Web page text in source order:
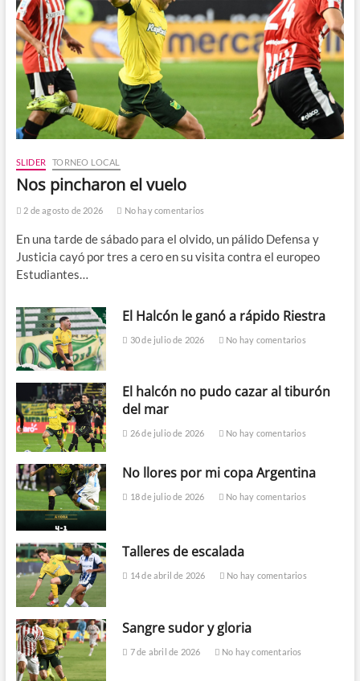
SLIDER TORNEO LOCAL
Nos pincharon el vuelo
2 de agosto de 2026 No hay comentarios
En una tarde de sábado para el olvido, un pálido Defensa y
Justicia cayó por tres a cero en su visita contra el europeo
Estudiantes…
El Halcón le ganó a rápido Riestra
30 de julio de 2026 No hay comentarios
El halcón no pudo cazar al tiburón
del mar
26 de julio de 2026 No hay comentarios
No llores por mi copa Argentina
18 de julio de 2026 No hay comentarios
Talleres de escalada
14 de abril de 2026 No hay comentarios
Sangre sudor y gloria
7 de abril de 2026 No hay comentarios